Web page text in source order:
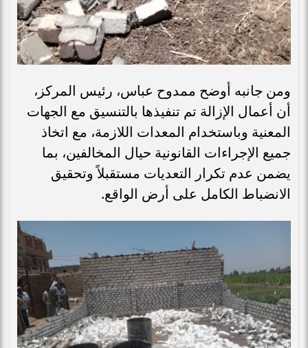
ومن جانبه أوضح ممدوح عباس، رئيس المركز،
أن أعمال الإزالة تم تنفيذها بالتنسيق مع الجهات
المعنية وباستخدام المعدات اللازمة، مع اتخاذ
جميع الإجراءات القانونية حيال المخالفين، بما
يضمن عدم تكرار التعديات مستقبلاً وتحقيق
الانضباط الكامل على أرض الواقع.